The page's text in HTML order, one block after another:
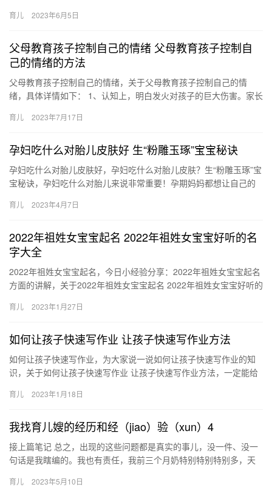
缺乏…
育儿 2023年6月5日
父母教育孩子控制自己的情绪 父母教育孩子控制自
己的情绪的方法
父母教育孩子控制自己的情绪，关于父母教育孩子控制自己的情
绪，具体详情如下： 1、认知上，明白发火对孩子的巨大伤害。家长
气，…
育儿 2023年7月17日
孕妇吃什么对胎儿皮肤好 生“粉雕玉琢”宝宝秘诀
孕妇吃什么对胎儿皮肤好，孕妇吃什么对胎儿皮肤？生“粉雕玉琢”宝
宝秘诀，孕妇吃什么对胎儿来说非常重要！孕期妈妈都想让自己的
妇…
育儿 2023年4月7日
2022年祖姓女宝宝起名 2022年祖姓女宝宝好听的名
字大全
2022年祖姓女宝宝起名，今日小经验分享：2022年祖姓女宝宝起名
方面的讲解，关于2022年祖姓女宝宝起名 2022年祖姓女宝宝好听的
育儿 2023年1月27日
如何让孩子快速写作业 让孩子快速写作业方法
如何让孩子快速写作业，为大家说一说如何让孩子快速写作业的知
识，关于如何让孩子快速写作业 让孩子快速写作业方法，一定能给
如…
育儿 2023年1月18日
我找育儿嫂的经历和经（jiao）验（xun）4
接上篇笔记 总之，出现的这些问题都是真实的事儿，没一件、没一
句话是我瞎编的。我也有责任，我前三个月奶特别特别特别多，天
些…
育儿 2023年5月10日